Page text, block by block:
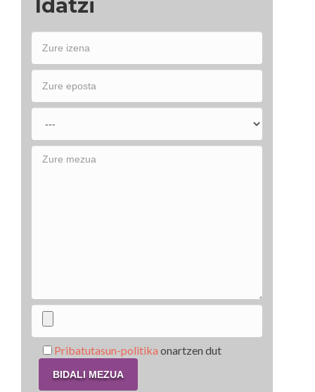
Idatzi
Pribatutasun-politika onartzen dut